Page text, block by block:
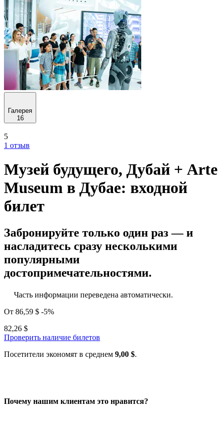
Галерея
16
5
1 отзыв
Музей будущего, Дубай + Arte
Museum в Дубае: входной
билет
Забронируйте только один раз — и
насладитесь сразу несколькими
популярными
достопримечательностями.
Часть информации переведена автоматически.
От 86,59 $ -5%
82,26 $
Проверить наличие билетов
Посетители экономят в среднем 9,00 $.
Почему нашим клиентам это нравится?